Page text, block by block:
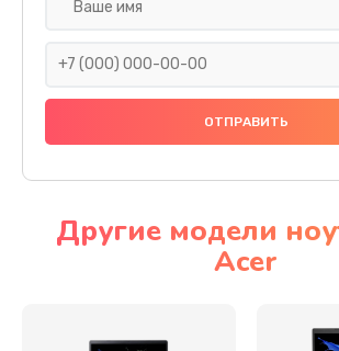
Ремонт подсветки
Настройка BIOS
Другие модели
Acer